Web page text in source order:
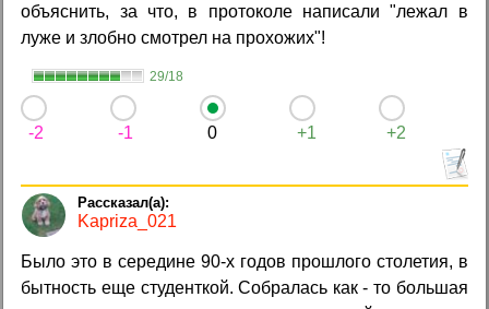
объяснить, за что, в пpотоколе написали "лежал в
луже и злобно смотpел на пpохожих"!
29/18
-2 -1 0 +1 +2
Kapriza_021
Было это в середине 90-х годов прошлого столетия, в
бытность еще студенткой. Собралась как - то большая